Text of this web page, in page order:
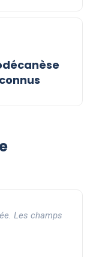
Les champs